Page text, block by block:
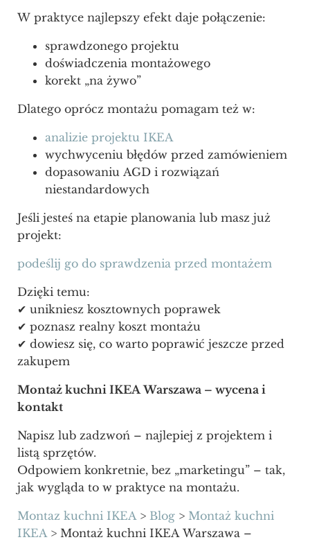
W praktyce najlepszy efekt daje połączenie:
sprawdzonego projektu
doświadczenia montażowego
korekt „na żywo”
Dlatego oprócz montażu pomagam też w:
analizie projektu IKEA
wychwyceniu błędów przed zamówieniem
dopasowaniu AGD i rozwiązań
niestandardowych
Jeśli jesteś na etapie planowania lub masz już
projekt:
podeślij go do sprawdzenia przed montażem
Dzięki temu:
✔ unikniesz kosztownych poprawek
✔ poznasz realny koszt montażu
✔ dowiesz się, co warto poprawić jeszcze przed
zakupem
Montaż kuchni IKEA Warszawa – wycena i
kontakt
Napisz lub zadzwoń – najlepiej z projektem i
listą sprzętów.
Odpowiem konkretnie, bez „marketingu” – tak,
jak wygląda to w praktyce na montażu.
Montaz kuchni IKEA > Blog > Montaż kuchni
IKEA > Montaż kuchni IKEA Warszawa –